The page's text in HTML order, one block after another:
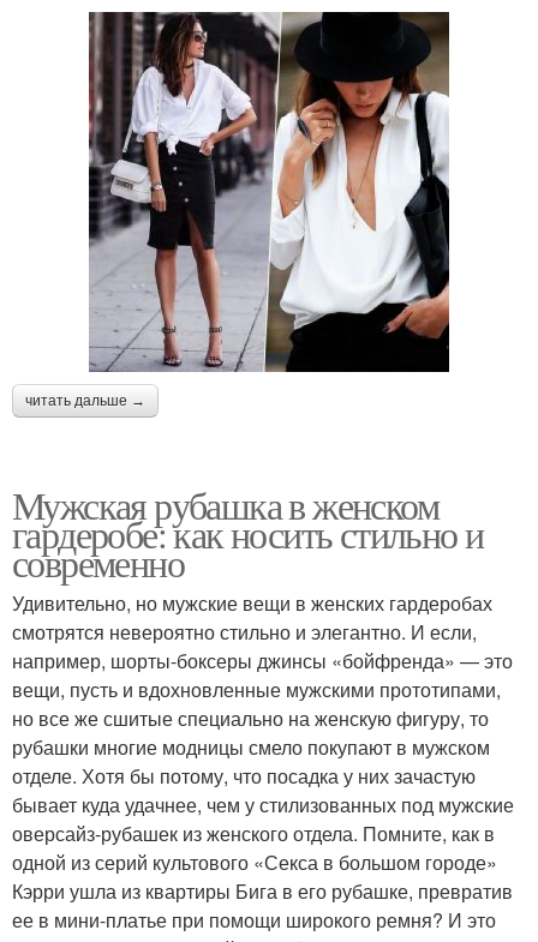
читать дальше →
Мужская рубашка в женском
гардеробе: как носить стильно и
современно
Удивительно, но мужские вещи в женских гардеробах
смотрятся невероятно стильно и элегантно. И если,
например, шорты-боксеры джинсы «бойфренда» — это
вещи, пусть и вдохновленные мужскими прототипами,
но все же сшитые специально на женскую фигуру, то
рубашки многие модницы смело покупают в мужском
отделе. Хотя бы потому, что посадка у них зачастую
бывает куда удачнее, чем у стилизованных под мужские
оверсайз-рубашек из женского отдела. Помните, как в
одной из серий культового «Секса в большом городе»
Кэрри ушла из квартиры Бига в его рубашке, превратив
ее в мини-платье при помощи широкого ремня? И это